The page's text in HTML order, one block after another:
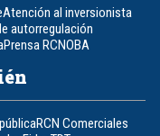
Atención al inversionista
autorregulación
Prensa RCNOBA
RCN Comerciales